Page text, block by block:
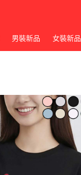
男裝新品 女裝新品